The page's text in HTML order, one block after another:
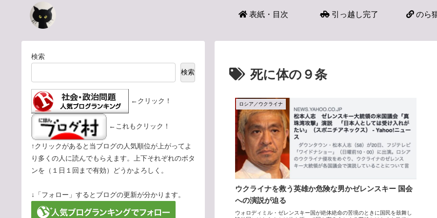
表紙・目次 引っ越し完了 のら
死に体の９条
ロシア／ウクライナ
ウクライナを救う英雄か危険な男かゼレンスキー 国会
への演説が迫る
ウォロディミル・ゼレンスキー国が絶体絶命の苦境のときに国民を鼓舞し
検索
検索
←クリック！
←これもクリック！
↑クリックがあると当ブログの人気順位が上がってよ
り多くの人に読んでもらえます。上下それぞれのボタ
ンを（１日１回まで有効）どうかよろしく。
↓「フォロー」するとブログの更新が分かります。